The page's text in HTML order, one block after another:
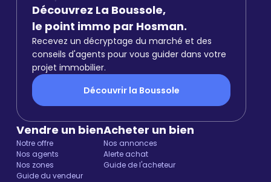
Découvrez La Boussole,
le point immo par Hosman.
Recevez un décryptage du marché et des
conseils d'agents pour vous guider dans votre
projet immobilier.
Découvrir la Boussole
Vendre un bien
Notre offre
Nos agents
Nos zones
Guide du vendeur
Acheter un bien
Nos annonces
Alerte achat
Guide de l'acheteur